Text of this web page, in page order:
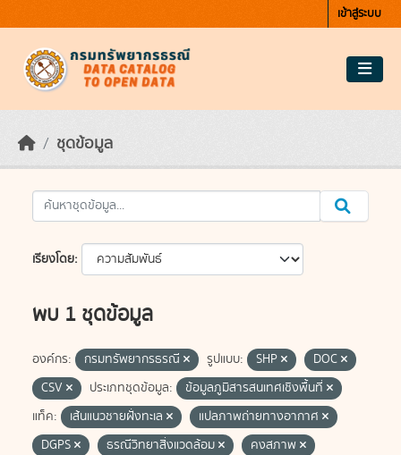
เข้าสู่ระบบ
ชุดข้อมูล
เรียงโดย
พบ 1 ชุดข้อมูล
องค์กร: กรมทรัพยากรธรณี รูปแบบ: SHP
DOC
CSV
ประเภทชุดข้อมูล:
ข้อมูลภูมิสารสนเทศเชิงพื้นที่
แท็ค:
เส้นแนวชายฝั่งทะเล
แปลภาพถ่ายทางอากาศ
DGPS
ธรณีวิทยาสิ่งแวดล้อม
คงสภาพ